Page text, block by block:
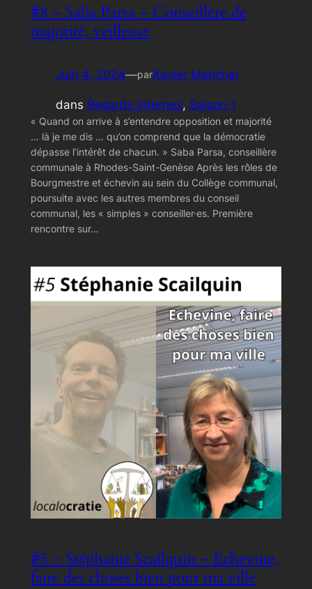
#8 – Saba Parsa – Conseillère de
majorité, veilleuse
Juin 4, 2024—parXavier Marichal
dans Regards internes, Saison 1
« Quand on arrive à s’entendre opposition et majorité
… là je me dis … qu’on comprend que la démocratie
dépasse l’intérêt de chacun. » Saba Parsa, conseillère
communale à Rhodes-Saint-Genèse Après les rôles de
Bourgmestre et échevin au sein du Collège communal,
poursuite avec les autres membres du conseil
communal, les « simples » conseiller·es. Première
rencontre sur…
#5 – Stéphanie Scailquin – Echevine,
faire des choses bien pour ma ville